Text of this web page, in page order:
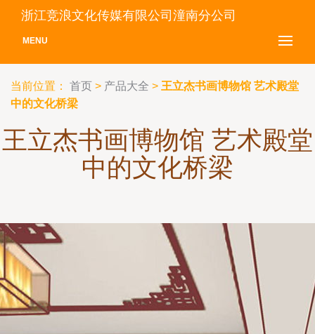
浙江竞浪文化传媒有限公司潼南分公司
MENU
当前位置： 首页 > 产品大全 > 王立杰书画博物馆 艺术殿堂
中的文化桥梁
王立杰书画博物馆 艺术殿堂
中的文化桥梁